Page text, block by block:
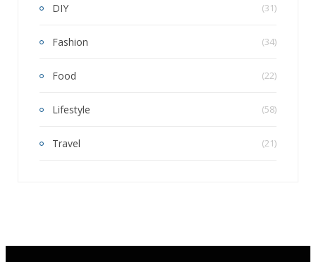
DIY (31)
Fashion (34)
Food (22)
Lifestyle (58)
Travel (21)